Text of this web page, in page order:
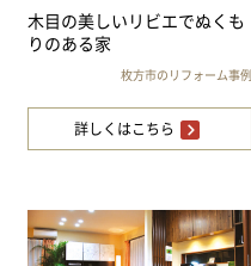
木目の美しいリビエでぬくも
りのある家
枚方市のリフォーム事例
詳しくはこちら